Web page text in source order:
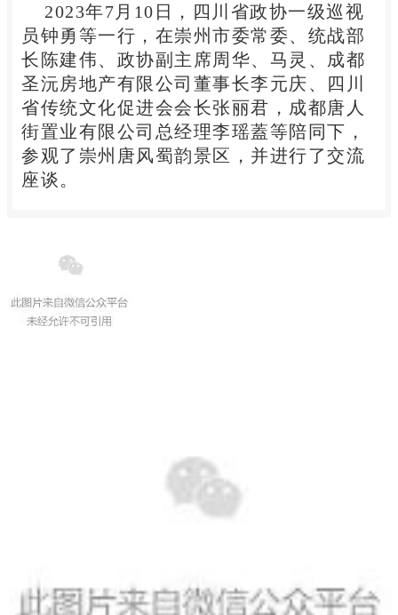
2023年7月10日，四川省政协一级巡视
员钟勇等一行，在崇州市委常委、统战部
长陈建伟、政协副主席周华、马灵、成都
圣沅房地产有限公司董事长李元庆、四川
省传统文化促进会会长张丽君，成都唐人
街置业有限公司总经理李瑶蓋等陪同下，
参观了崇州唐风蜀韵景区，并进行了交流
座谈。